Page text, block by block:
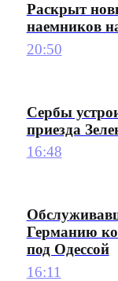
Раскрыт
наемников
20:50
Сербы
приезда
16:48
Германию
под Одессой
16:11